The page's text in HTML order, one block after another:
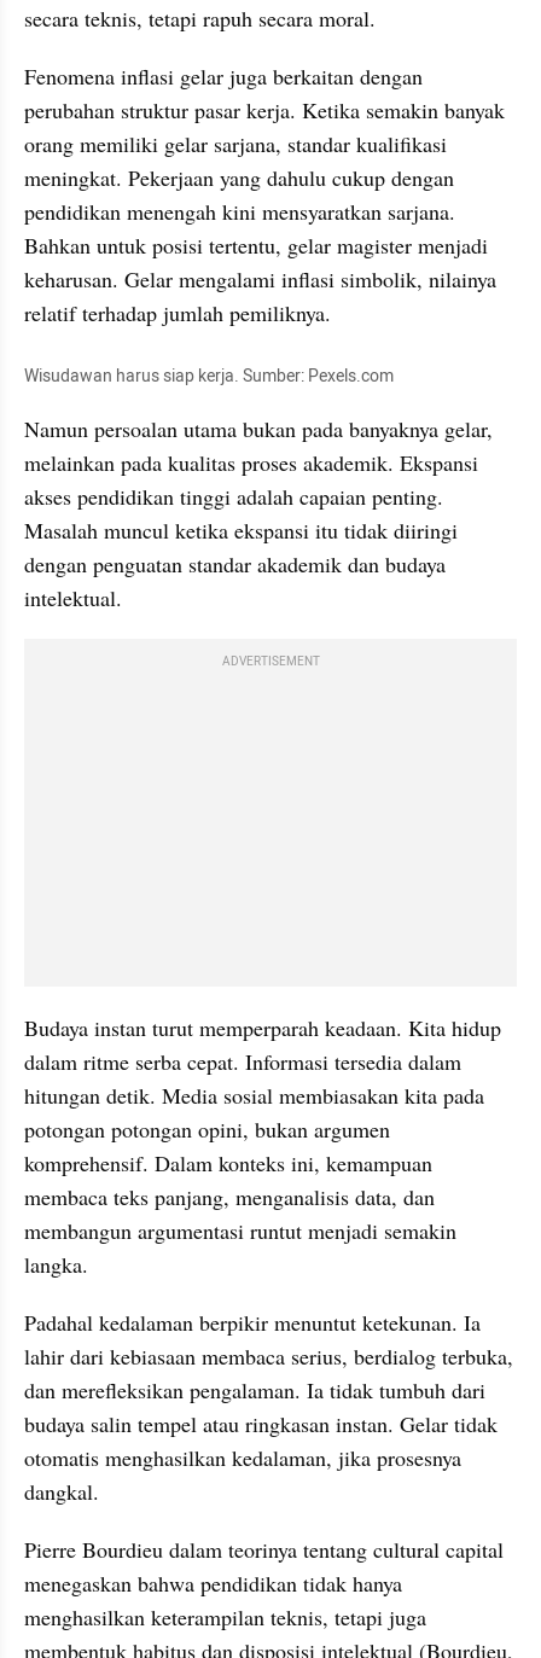
secara teknis, tetapi rapuh secara moral.
Fenomena inflasi gelar juga berkaitan dengan
perubahan struktur pasar kerja. Ketika semakin banyak
orang memiliki gelar sarjana, standar kualifikasi
meningkat. Pekerjaan yang dahulu cukup dengan
pendidikan menengah kini mensyaratkan sarjana.
Bahkan untuk posisi tertentu, gelar magister menjadi
keharusan. Gelar mengalami inflasi simbolik, nilainya
relatif terhadap jumlah pemiliknya.
Wisudawan harus siap kerja. Sumber: Pexels.com
Namun persoalan utama bukan pada banyaknya gelar,
melainkan pada kualitas proses akademik. Ekspansi
akses pendidikan tinggi adalah capaian penting.
Masalah muncul ketika ekspansi itu tidak diiringi
dengan penguatan standar akademik dan budaya
intelektual.
ADVERTISEMENT
Budaya instan turut memperparah keadaan. Kita hidup
dalam ritme serba cepat. Informasi tersedia dalam
hitungan detik. Media sosial membiasakan kita pada
potongan potongan opini, bukan argumen
komprehensif. Dalam konteks ini, kemampuan
membaca teks panjang, menganalisis data, dan
membangun argumentasi runtut menjadi semakin
langka.
Padahal kedalaman berpikir menuntut ketekunan. Ia
lahir dari kebiasaan membaca serius, berdialog terbuka,
dan merefleksikan pengalaman. Ia tidak tumbuh dari
budaya salin tempel atau ringkasan instan. Gelar tidak
otomatis menghasilkan kedalaman, jika prosesnya
dangkal.
Pierre Bourdieu dalam teorinya tentang cultural capital
menegaskan bahwa pendidikan tidak hanya
menghasilkan keterampilan teknis, tetapi juga
membentuk habitus dan disposisi intelektual (Bourdieu,